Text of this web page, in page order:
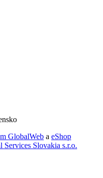
GlobalWeb a eShop
Services Slovakia s.r.o.